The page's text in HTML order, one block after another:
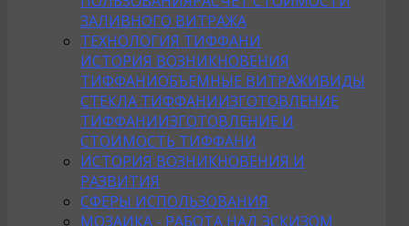
ЗАЛИВНОГО ВИТРАЖА
ТЕХНОЛОГИЯ ТИФФАНИ
ИСТОРИЯ ВОЗНИКНОВЕНИЯ
ТИФФАНИОБЪЕМНЫЕ ВИТРАЖИВИДЫ
СТЕКЛА ТИФФАНИИЗГОТОВЛЕНИЕ
ТИФФАНИИЗГОТОВЛЕНИЕ И
СТОИМОСТЬ ТИФФАНИ
ИСТОРИЯ ВОЗНИКНОВЕНИЯ И
РАЗВИТИЯ
СФЕРЫ ИСПОЛЬЗОВАНИЯ
МОЗАИКА - РАБОТА НАД ЭСКИЗОМ